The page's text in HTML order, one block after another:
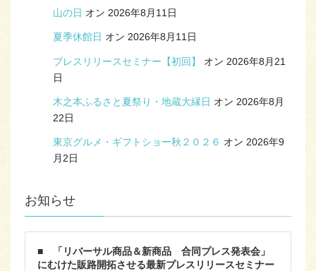
山の日 オン 2026年8月11日
夏季休館日 オン 2026年8月11日
プレスリリースセミナー【初回】
オン 2026年8月21
日
木之本ふるさと夏祭り・地蔵大縁日 オン 2026年8月
22日
東京グルメ・ギフトショー秋２０２６ オン 2026年9
月2日
お知らせ
■ 「リバーサル商品＆新商品 合同プレス発表会」
にむけた販路開拓させる最新プレスリリースセミナー